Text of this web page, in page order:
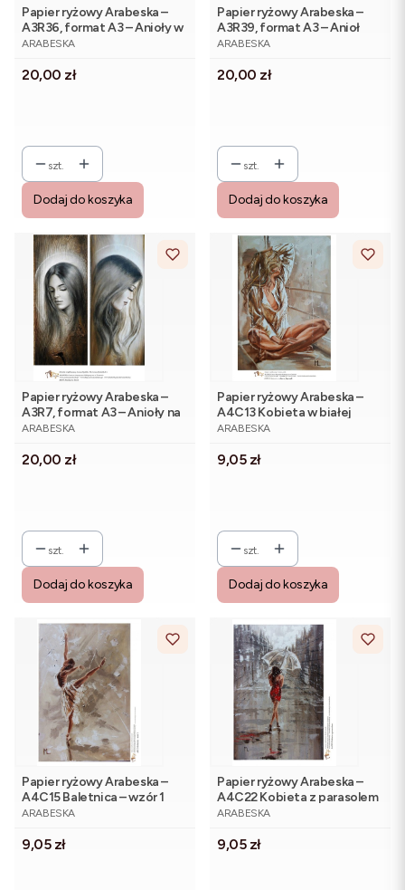
Papier ryżowy Arabeska –
A3R36, format A3 – Anioły w
kwiatach
PRODUCENT
ARABESKA
Cena
20,00 zł
szt.
Dodaj do koszyka
Papier ryżowy Arabeska –
A3R39, format A3 – Anioł
wspomnienie
PRODUCENT
ARABESKA
Cena
20,00 zł
szt.
Dodaj do koszyka
Papier ryżowy Arabeska –
A3R7, format A3 – Anioły na
desce
PRODUCENT
ARABESKA
Cena
20,00 zł
szt.
Dodaj do koszyka
Papier ryżowy Arabeska –
A4C13 Kobieta w białej
koszuli
PRODUCENT
ARABESKA
Cena
9,05 zł
szt.
Dodaj do koszyka
Papier ryżowy Arabeska –
A4C15 Baletnica – wzór 1
PRODUCENT
ARABESKA
Cena
9,05 zł
Papier ryżowy Arabeska –
A4C22 Kobieta z parasolem
PRODUCENT
ARABESKA
Cena
9,05 zł